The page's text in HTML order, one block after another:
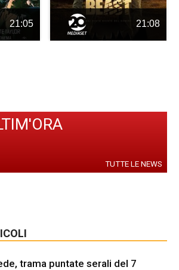
21:05 21:08
TUTTE LE NEWS
trama puntate serali del 7